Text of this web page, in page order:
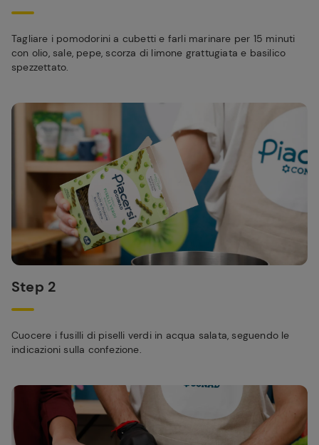
Tagliare i pomodorini a cubetti e farli marinare per 15 minuti
con olio, sale, pepe, scorza di limone grattugiata e basilico
spezzettato.
Step 2
Cuocere i fusilli di piselli verdi in acqua salata, seguendo le
indicazioni sulla confezione.